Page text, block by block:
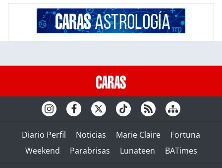
Diario Perfil Noticias Marie Claire
Fortuna
Weekend
Parabrisas Lunateen BATimes